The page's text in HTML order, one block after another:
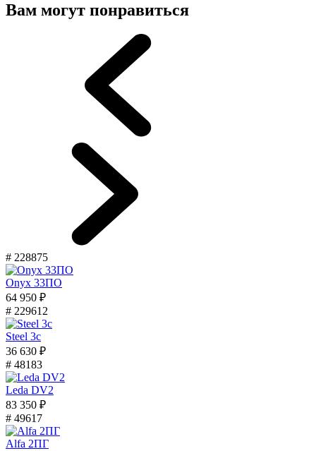
Вам могут понравиться
# 228875
Onyx 33ПО
64 950 ₽
# 229612
Steel 3с
36 630 ₽
# 48183
Leda DV2
83 350 ₽
# 49617
Alfa 2ПГ